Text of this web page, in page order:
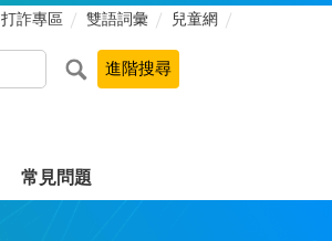
打詐專區 雙語詞彙 兒童網
常見問題